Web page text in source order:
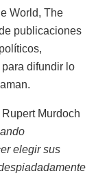
World, The
publicaciones
difundir lo
Murdoch
elegir sus